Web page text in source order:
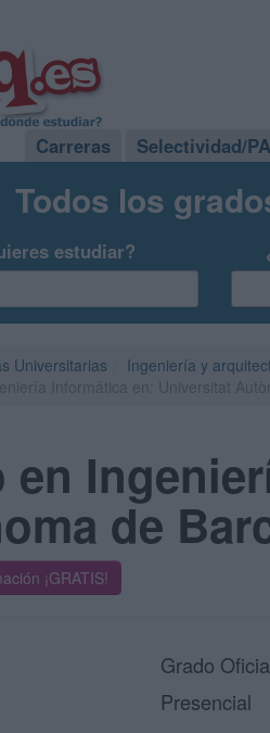
Carreras Selectividad/
Todos los
estudiar?
Universitarias Ingeniería y
en
de
¡GRATIS!
Grado
Presencial